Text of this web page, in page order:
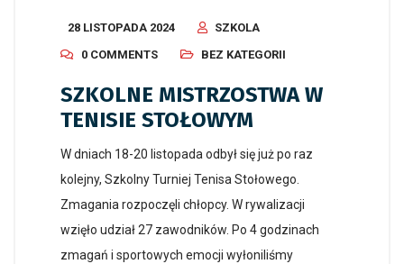
28 LISTOPADA 2024
SZKOLA
0 COMMENTS
BEZ KATEGORII
SZKOLNE MISTRZOSTWA W
TENISIE STOŁOWYM
W dniach 18-20 listopada odbył się już po raz
kolejny, Szkolny Turniej Tenisa Stołowego.
Zmagania rozpoczęli chłopcy. W rywalizacji
wzięło udział 27 zawodników. Po 4 godzinach
zmagań i sportowych emocji wyłoniliśmy